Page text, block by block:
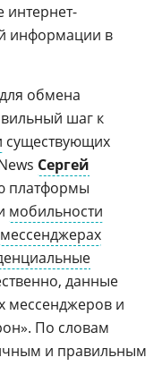
интернет-
информации в
обмена
шаг к
существующих
Сергей
платформы
мобильности
мессенджерах
данные
мессенджеров и
По словам
и правильным